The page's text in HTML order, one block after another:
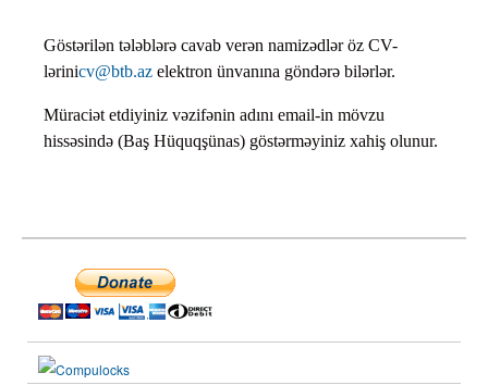
Göstərilən tələblərə cavab verən namizədlər öz CV-
lərinicv@btb.az elektron ünvanına göndərə bilərlər.
Müraciət etdiyiniz vəzifənin adını email-in mövzu
hissəsində (Baş Hüquqşünas) göstərməyiniz xahiş olunur.